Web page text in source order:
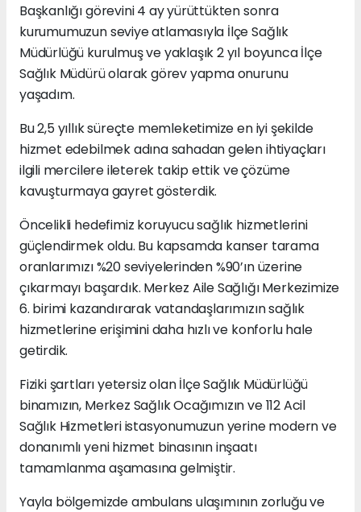
Başkanlığı görevini 4 ay yürüttükten sonra
kurumumuzun seviye atlamasıyla İlçe Sağlık
Müdürlüğü kurulmuş ve yaklaşık 2 yıl boyunca İlçe
Sağlık Müdürü olarak görev yapma onurunu
yaşadım.
Bu 2,5 yıllık süreçte memleketimize en iyi şekilde
hizmet edebilmek adına sahadan gelen ihtiyaçları
ilgili mercilere ileterek takip ettik ve çözüme
kavuşturmaya gayret gösterdik.
Öncelikli hedefimiz koruyucu sağlık hizmetlerini
güçlendirmek oldu. Bu kapsamda kanser tarama
oranlarımızı %20 seviyelerinden %90’ın üzerine
çıkarmayı başardık. Merkez Aile Sağlığı Merkezimize
6. birimi kazandırarak vatandaşlarımızın sağlık
hizmetlerine erişimini daha hızlı ve konforlu hale
getirdik.
Fiziki şartları yetersiz olan İlçe Sağlık Müdürlüğü
binamızın, Merkez Sağlık Ocağımızın ve 112 Acil
Sağlık Hizmetleri istasyonumuzun yerine modern ve
donanımlı yeni hizmet binasının inşaatı
tamamlanma aşamasına gelmiştir.
Yayla bölgemizde ambulans ulaşımının zorluğu ve